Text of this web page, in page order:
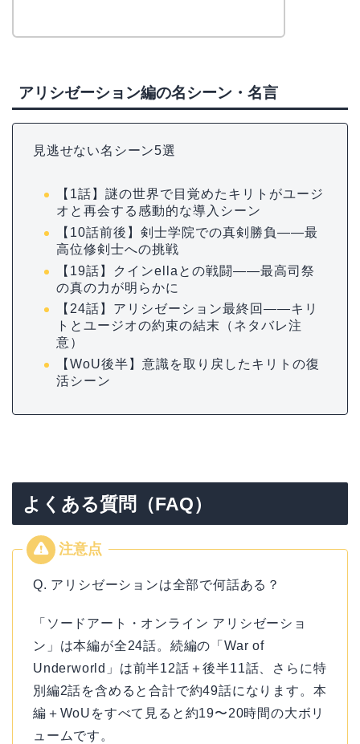
アリシゼーション編の名シーン・名言
見逃せない名シーン5選
【1話】謎の世界で目覚めたキリトがユージ
オと再会する感動的な導入シーン
【10話前後】剣士学院での真剣勝負——最
高位修剣士への挑戦
【19話】クインellaとの戦闘——最高司祭
の真の力が明らかに
【24話】アリシゼーション最終回——キリ
トとユージオの約束の結末（ネタバレ注
意）
【WoU後半】意識を取り戻したキリトの復
活シーン
よくある質問（FAQ）
Q. アリシゼーションは全部で何話ある？
「ソードアート・オンライン アリシゼーショ
ン」は本編が全24話。続編の「War of
Underworld」は前半12話＋後半11話、さらに特
別編2話を含めると合計で約49話になります。本
編＋WoUをすべて見ると約19〜20時間の大ボリ
ュームです。